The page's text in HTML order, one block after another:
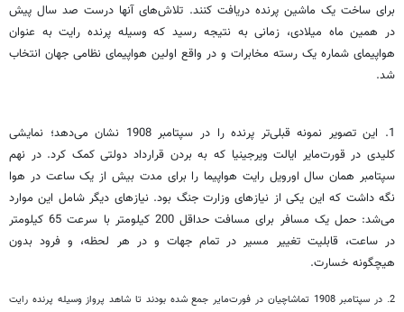
برای ساخت یک ماشین پرنده دریافت کنند. تلاش‌های آنها درست صد سال پیش
در همین ماه میلادی، زمانی به نتیجه رسید که وسیله پرنده رایت به عنوان
هواپیمای شماره یک رسته مخابرات و در واقع اولین هواپیمای نظامی جهان انتخاب
شد.
1. این تصویر نمونه قبلی‌تر پرنده را در سپتامبر 1908 نشان می‌دهد؛ نمایشی
کلیدی در قورت‌مایر ایالت ویرجینیا که به بردن قرارداد دولتی کمک کرد. در نهم
سپتامبر همان سال اورویل رایت هواپیما را برای مدت بیش از یک ساعت در هوا
نگه داشت که این یکی از نیاز‌های وزارت جنگ بود. نیازهای دیگر شامل این موارد
می‌شد: حمل یک مسافر برای مسافت حداقل 200 کیلومتر با سرعت 65 کیلومتر
در ساعت، قابلیت تغییر مسیر در تمام جهات و در هر لحظه، و فرود بدون
هیچگونه خسارت.
2. در سپتامبر 1908 تماشاچیان در فورت‌مایر جمع شده بودند تا شاهد پرواز وسیله پرنده رایت